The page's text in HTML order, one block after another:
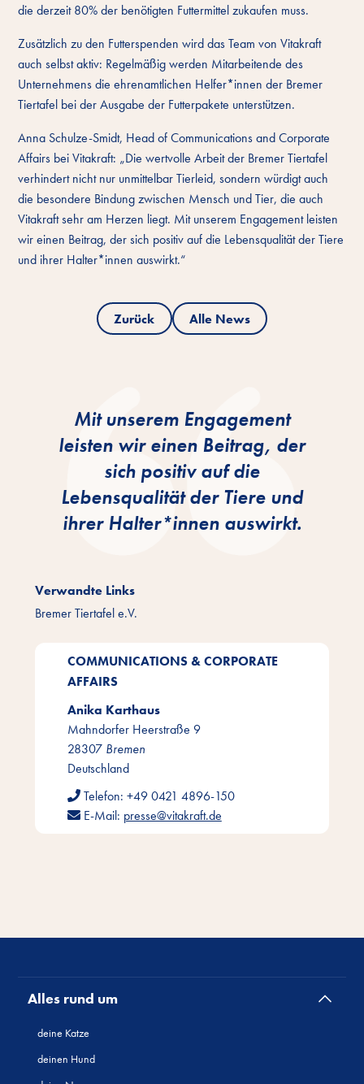
die derzeit 80% der benötigten Futtermittel zukaufen muss.
Zusätzlich zu den Futterspenden wird das Team von Vitakraft
auch selbst aktiv: Regelmäßig werden Mitarbeitende des
Unternehmens die ehrenamtlichen Helfer*innen der Bremer
Tiertafel bei der Ausgabe der Futterpakete unterstützen.
Anna Schulze-Smidt, Head of Communications and Corporate
Affairs bei Vitakraft: „Die wertvolle Arbeit der Bremer Tiertafel
verhindert nicht nur unmittelbar Tierleid, sondern würdigt auch
die besondere Bindung zwischen Mensch und Tier, die auch
Vitakraft sehr am Herzen liegt. Mit unserem Engagement leisten
wir einen Beitrag, der sich positiv auf die Lebensqualität der Tiere
und ihrer Halter*innen auswirkt.“
Zurück Alle News
Mit unserem Engagement
leisten wir einen Beitrag, der
sich positiv auf die
Lebensqualität der Tiere und
ihrer Halter*innen auswirkt.
Verwandte Links
Bremer Tiertafel e.V.
COMMUNICATIONS & CORPORATE
AFFAIRS
Anika Karthaus
Mahndorfer Heerstraße 9
28307 Bremen
Deutschland
Telefon: +49 0421 4896-150
E-Mail: presse@vitakraft.de
Alles rund um
deine Katze
deinen Hund